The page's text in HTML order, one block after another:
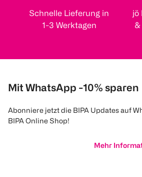
Schnelle Lieferung in
1-3 Werktagen
jö
&
Mit WhatsApp -10% sparen
Abonniere jetzt die BIPA Updates auf
BIPA Online Shop!
Mehr